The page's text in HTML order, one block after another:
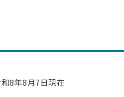
8年8月7日現在